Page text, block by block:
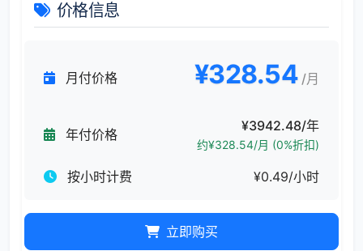
价格信息
月付价格 ¥328.54 /月
年付价格
¥3942.48/年
约¥328.54/月 (0%折扣)
按小时计费 ¥0.49/小时
立即购买